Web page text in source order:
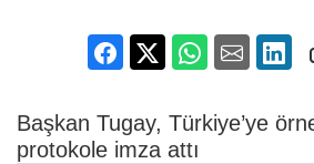
Başkan Tugay, Türkiye’ye
protokole imza attı